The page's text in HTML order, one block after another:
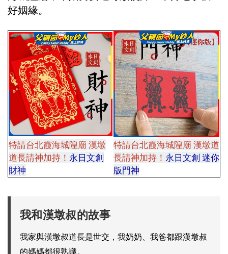
好姻緣。
特請台北霞海城隍廟 漢墩
道長請神加持！ 永日文創
財神
特請台北霞海城隍廟 漢墩道
長請神加持！ 永日文創 迷你
版門神
我和漢墩叔的故事
我家與漢墩叔道長是世交，我奶奶、我爸都跟漢墩叔
的媽媽都很熟識。